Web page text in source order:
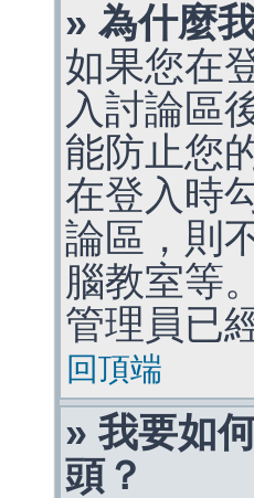
» 為什麼
如果您在
入討論區
能防止您
在登入時
論區，則
腦教室等
管理員已
回頂端
» 我要如
頭？